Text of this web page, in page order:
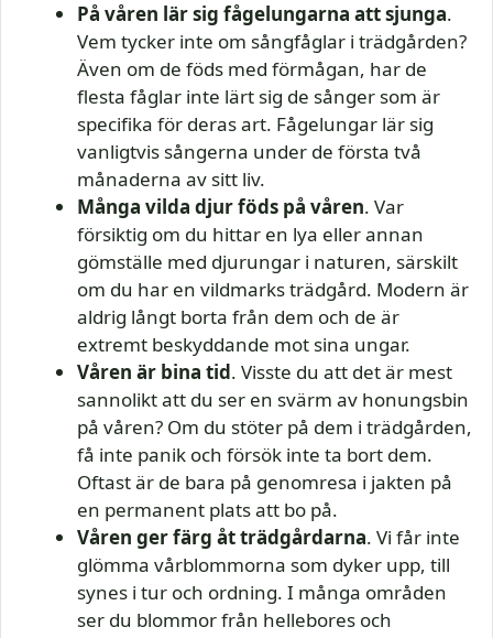
På våren lär sig fågelungarna att sjunga.
Vem tycker inte om sångfåglar i trädgården?
Även om de föds med förmågan, har de
flesta fåglar inte lärt sig de sånger som är
specifika för deras art. Fågelungar lär sig
vanligtvis sångerna under de första två
månaderna av sitt liv.
Många vilda djur föds på våren. Var
försiktig om du hittar en lya eller annan
gömställe med djurungar i naturen, särskilt
om du har en vildmarks trädgård. Modern är
aldrig långt borta från dem och de är
extremt beskyddande mot sina ungar.
Våren är bina tid. Visste du att det är mest
sannolikt att du ser en svärm av honungsbin
på våren? Om du stöter på dem i trädgården,
få inte panik och försök inte ta bort dem.
Oftast är de bara på genomresa i jakten på
en permanent plats att bo på.
Våren ger färg åt trädgårdarna. Vi får inte
glömma vårblommorna som dyker upp, till
synes i tur och ordning. I många områden
ser du blommor från hellebores och